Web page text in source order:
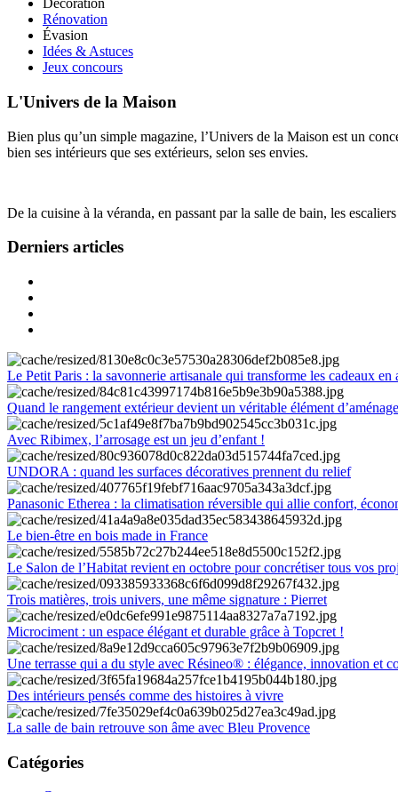
Décoration
Rénovation
Évasion
Idées & Astuces
Jeux concours
L'Univers de la Maison
Bien plus qu’un simple magazine, l’Univers de la Maison est un
bien ses intérieurs que ses extérieurs, selon ses envies.
De la cuisine à la véranda, en passant par la salle de bain, les
Derniers articles
Le Petit Paris : la savonnerie artisanale qui transforme les cadeaux en
Quand le rangement extérieur devient un véritable élément
Avec Ribimex, l’arrosage est un jeu d’enfant !
UNDORA : quand les surfaces décoratives prennent du relief
Panasonic Etherea : la climatisation réversible qui allie confort,
Le bien-être en bois made in France
Le Salon de l’Habitat revient en octobre pour concrétiser tous vos
Trois matières, trois univers, une même signature : Pierret
Microciment : un espace élégant et durable grâce à Topcret !
Une terrasse qui a du style avec Résineo® : élégance, innovation et
Des intérieurs pensés comme des histoires à vivre
La salle de bain retrouve son âme avec Bleu Provence
Catégories